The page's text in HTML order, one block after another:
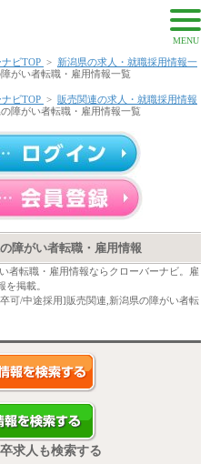
MENU
ビTOP > 新潟県の求人・就職採用情報一
がい者転職・雇用情報一覧
ビTOP > 販売関連の求人・就職採用情報
障がい者転職・雇用情報一覧
障がい者転職・雇用情報
者転職・雇用情報ならクローバーナビ。雇
掲載。
可/中途採用]販売関連,新潟県の障がい者転
求人も検索する